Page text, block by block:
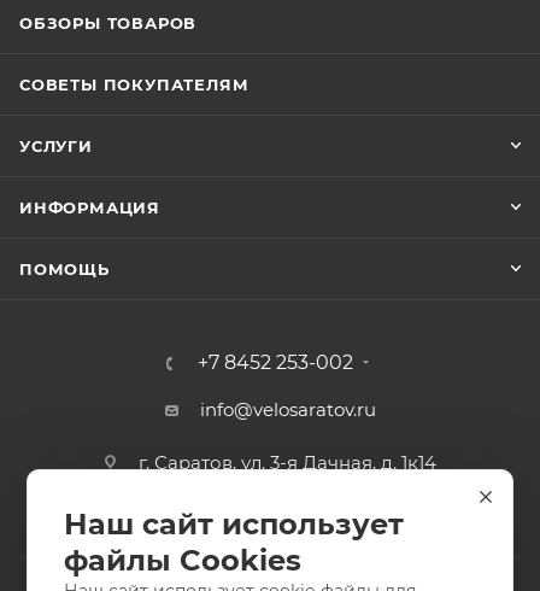
ОБЗОРЫ ТОВАРОВ
СОВЕТЫ ПОКУПАТЕЛЯМ
УСЛУГИ
ИНФОРМАЦИЯ
ПОМОЩЬ
+7 8452 253-002
info@velosaratov.ru
г. Саратов, ул. 3-я Дачная, д. 1к14
Наш сайт использует
файлы Cookies